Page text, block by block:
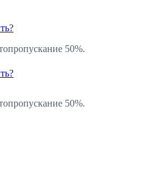
50%.
50%.